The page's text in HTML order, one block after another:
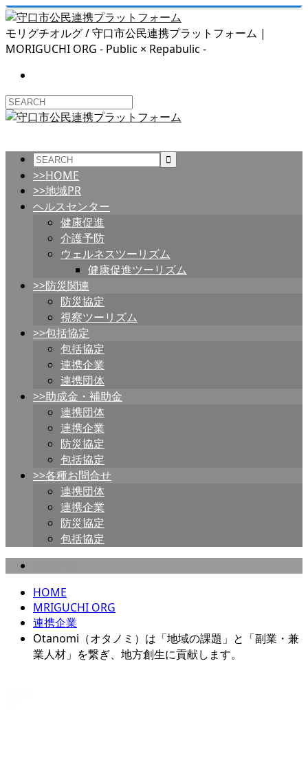
モリグチオルグ / 守口市公民連携プラットフォーム |
MORIGUCHI ORG - Public × Repabulic -
>>HOME
>>地域PR
ヘルスセンター
健康促進
介護予防
ウェルネスツーリズム
健康促進ツーリズム
>>防災関連
防災協定
視察ツーリズム
>>包括協定
包括協定
連携企業
連携団体
>>助成金・補助金
連携団体
連携企業
防災協定
包括協定
>>各種お問合せ
連携団体
連携企業
防災協定
包括協定
HOME
MRIGUCHI ORG
連携企業
Otanomi（オタノミ）は「地域の課題」と「副業・兼
業人材」を繋ぎ、地方創生に貢献します。